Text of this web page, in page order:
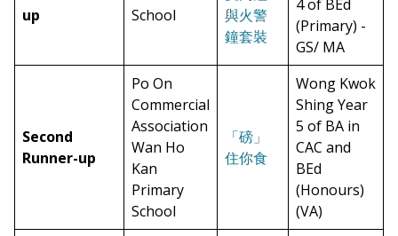
up
School
與火警
鐘套裝
4 of BEd
(Primary) -
GS/ MA
Second
Runner-up
Po On
Commercial
Association
Wan Ho
Kan
Primary
School
「磅」
住你食
Wong Kwok
Shing Year
5 of BA in
CAC and
BEd
(Honours)
(VA)